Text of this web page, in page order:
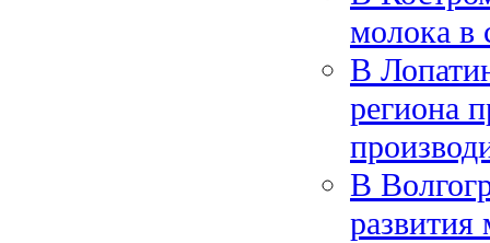
молока в
В
региона
В
развития